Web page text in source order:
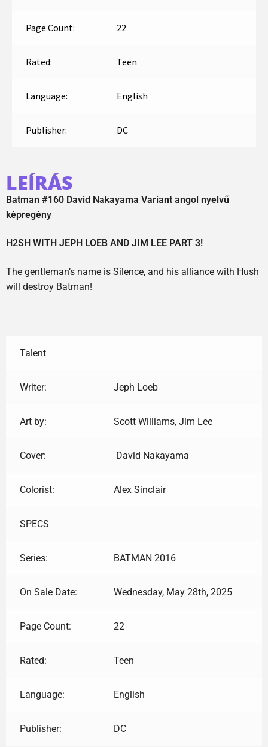
Page Count: 22
Rated: Teen
Language: English
Publisher: DC
LEÍRÁS
Batman #160 David Nakayama Variant angol nyelvű
képregény
H2SH WITH JEPH LOEB AND JIM LEE PART 3!
The gentleman’s name is Silence, and his alliance with Hush
will destroy Batman!
Talent
Writer: Jeph Loeb
Art by: Scott Williams, Jim Lee
Cover: David Nakayama
Colorist: Alex Sinclair
SPECS
Series: BATMAN 2016
On Sale Date: Wednesday, May 28th, 2025
Page Count: 22
Rated: Teen
Language: English
Publisher: DC